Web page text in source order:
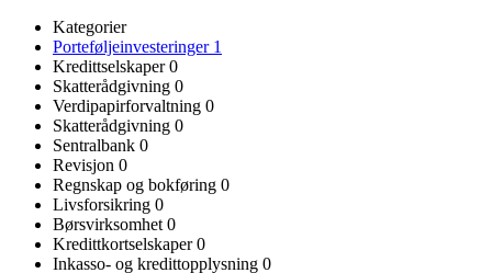
Kategorier
Porteføljeinvesteringer 1
Kredittselskaper0
Skatterådgivning 0
Verdipapirforvaltning 0
Skatterådgivning 0
Sentralbank 0
Revisjon 0
Regnskap og bokføring 0
Livsforsikring 0
Børsvirksomhet 0
Kredittkortselskaper0
Inkasso- og kredittopplysning 0